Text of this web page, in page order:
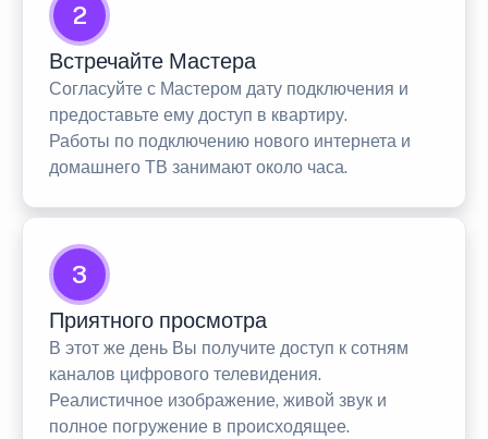
2
Встречайте Мастера
Согласуйте с Мастером дату подключения и
предоставьте ему доступ в квартиру.
Работы по подключению нового интернета и
домашнего ТВ занимают около часа.
3
Приятного просмотра
В этот же день Вы получите доступ к сотням
каналов цифрового телевидения.
Реалистичное изображение, живой звук и
полное погружение в происходящее.